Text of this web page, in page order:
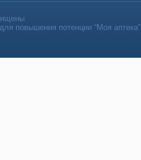
повышения потенции “Моя